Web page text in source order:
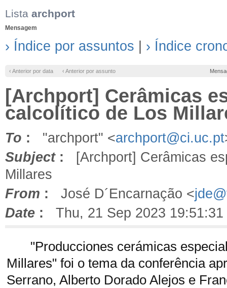
Lista archport
Mensagem
› Índice por assuntos › Índice
‹ Anterior por data ‹ Anterior por assunto
[Archport] Cerâmicas
calcolítico de Los
To : "archport" <archport@ci.uc.pt
Subject: [Archport] Cerâmicas
Millares
From : José D´Encarnação <
Date : Thu, 21 Sep 2023 19:51:31
"Producciones cerámicas
Millares" foi o tema da conferência
Serrano, Alberto Dorado Alejos e